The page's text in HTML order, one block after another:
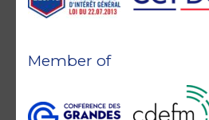
Member of